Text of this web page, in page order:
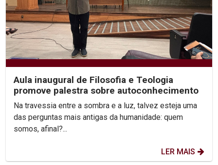
Aula inaugural de Filosofia e Teologia
promove palestra sobre autoconhecimento
Na travessia entre a sombra e a luz, talvez esteja uma
das perguntas mais antigas da humanidade: quem
somos, afinal?...
LER MAIS